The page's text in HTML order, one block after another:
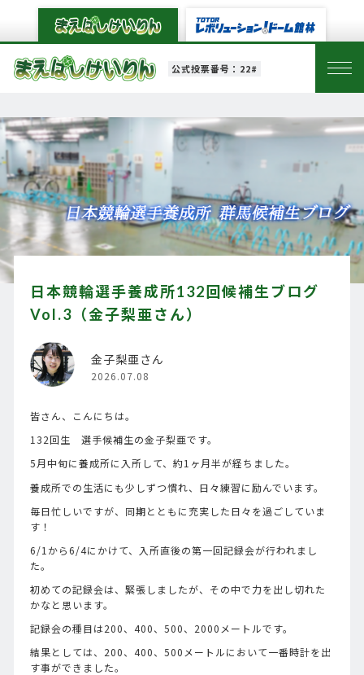
公式投票番号：22#
日本競輪選手養成所132回候補生ブログ
Vol.3（金子梨亜さん）
金子梨亜さん
2026.07.08
皆さん、こんにちは。
132回生 選手候補生の金子梨亜です。
5月中旬に養成所に入所して、約1ヶ月半が経ちました。
養成所での生活にも少しずつ慣れ、日々練習に励んでいます。
毎日忙しいですが、同期とともに充実した日々を過ごしていま
す！
6/1から6/4にかけて、入所直後の第一回記録会が行われまし
た。
初めての記録会は、緊張しましたが、その中で力を出し切れた
かなと思います。
記録会の種目は200、400、500、2000メートルです。
結果としては、200、400、500メートルにおいて一番時計を出
す事ができました。